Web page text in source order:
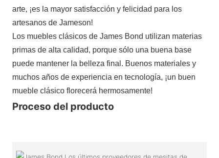
arte, ¡es la mayor satisfacción y felicidad para los
artesanos de Jameson!
Los muebles clásicos de James Bond utilizan materias
primas de alta calidad, porque sólo una buena base
puede mantener la belleza final. Buenos materiales y
muchos años de experiencia en tecnología, ¡un buen
mueble clásico florecerá hermosamente!
Proceso del producto